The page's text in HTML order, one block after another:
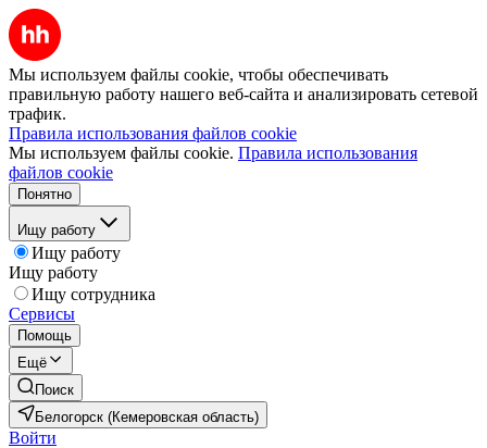
Мы используем файлы cookie, чтобы обеспечивать
правильную работу нашего веб-сайта и анализировать сетевой
трафик.
Правила использования файлов cookie
Мы используем файлы cookie. Правила использования
файлов cookie
Понятно
Ищу работу
Ищу работу
Ищу работу
Ищу сотрудника
Сервисы
Помощь
Ещё
Поиск
Белогорск (Кемеровская область)
Войти